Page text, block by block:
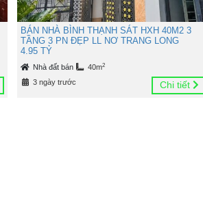
BÁN NHÀ BÌNH THẠNH SÁT HXH 40M2 3
TẦNG 3 PN ĐẸP LL NƠ TRANG LONG
4.95 TỶ
Nhà đất bán 40m2
3 ngày trước Chi tiết